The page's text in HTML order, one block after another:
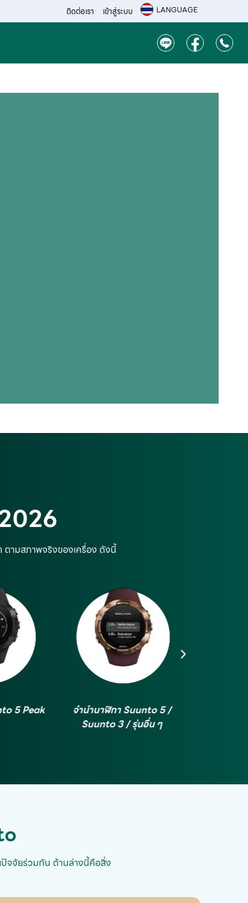
ติดต่อเรา เข้าสู่ระบบ LANGUAGE
ตามสภาพจริงของเครื่อง ดังนี้
5 /
จำนำนาฬิกา Suunto 9 Peak
ยปัจจัยร่วมกัน ด้านล่างนี้คือสิ่ง